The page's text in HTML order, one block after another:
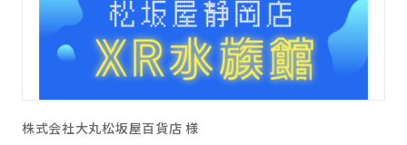
株式会社大丸松坂屋百貨店 様